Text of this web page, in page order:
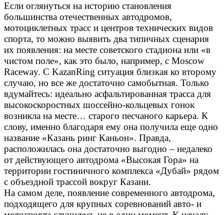
Если оглянуться на историю становления
большинства отечественных автодромов,
мотоциклетных трасс и центров технических видов
спорта, то можно выявить два типичных сценария
их появления: на месте советского стадиона или «в
чистом поле», как это было, например, с Moscow
Raceway. С KazanRing ситуация близкая ко второму
случаю, но все же достаточно самобытная. Только
вдумайтесь: идеально асфальтированная трасса для
высокоскоростных шоссейно-кольцевых гонок
возникла на месте… старого песчаного карьера. К
слову, именно благодаря ему она получила еще одно
название «Казань ринг Каньон». Правда,
расположилась она достаточно выгодно – недалеко
от действующего автодрома «Высокая Гора» на
территории гостиничного комплекса «Дубай» рядом
с объездной трассой вокруг Казани.
На самом деле, появление современного автодрома,
подходящего для крупных соревнований авто- и